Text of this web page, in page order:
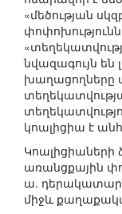
«մեծության
նվազագույն են
խաղացողները
կոալիցիա է
առանցքային
ա.
միջև